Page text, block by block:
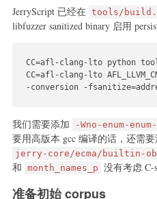
JerryScript 已经在 tools/
libfuzzer sanitized binary 启用
CC=afl-clang-lto python
CC=afl-clang-lto
-conversion -
我们需要添加 -Wno-enum-
要用高版本 gcc 编译的话，还需要
jerry-core/ecma/builtin-
和 month_names_p 没有考虑 C-
准备初始 corpus